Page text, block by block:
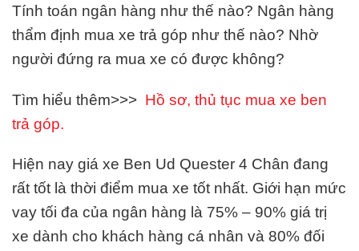
Tính toán ngân hàng như thế nào? Ngân hàng
thẩm định mua xe trả góp như thế nào? Nhờ
người đứng ra mua xe có được không?
Tìm hiểu thêm>>> Hồ sơ, thủ tục mua xe ben
trả góp.
Hiện nay giá xe Ben Ud Quester 4 Chân đang
rất tốt là thời điểm mua xe tốt nhất. Giới hạn mức
vay tối đa của ngân hàng là 75% – 90% giá trị
xe dành cho khách hàng cá nhân và 80% đối